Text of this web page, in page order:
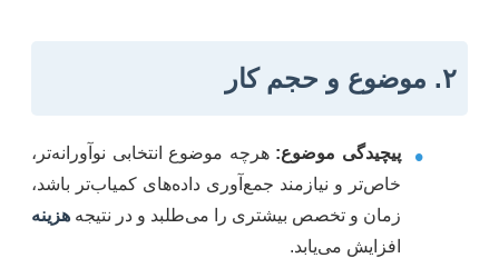
۲. موضوع و حجم کار
• پیچیدگی موضوع: هرچه موضوع انتخابی نوآورانه‌تر،
خاص‌تر و نیازمند جمع‌آوری داده‌های کمیاب‌تر باشد،
زمان و تخصص بیشتری را می‌طلبد و در نتیجه هزینه
افزایش می‌یابد.